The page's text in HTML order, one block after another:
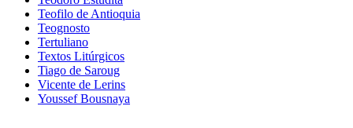
Teofilo de Antioquia
Teognosto
Tertuliano
Textos Litúrgicos
Tiago de Saroug
Vicente de Lerins
Youssef Bousnaya